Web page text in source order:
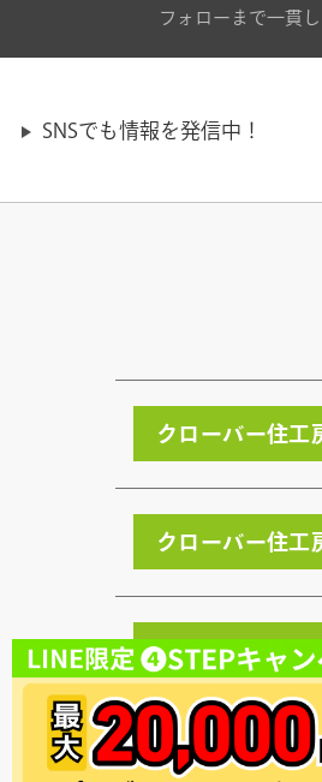
フォローまで一貫
SNSでも情報を発信中！
クローバー住工
クローバー住工
クローバー住工